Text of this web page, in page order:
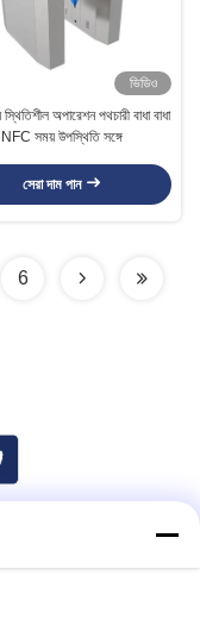
ভিডিও
অপারেশন পথচারী বাধা বাধা
NFC সময় উপস্থিতি সঙ্গে
সেরা দাম পান
6